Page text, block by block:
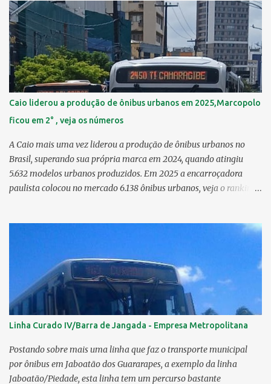
Curado 7,98 km² 5º Boa Viagem 7,76 km² > no Censo 2010 : 7,53
km² 6º Imbiribeira 6,65 km² > no Censo 2010 : 6,66 km² 7º Pina
6,29 km² 8º Dois Irmãos 5,85 km² 9º Barro 4,54 km² 10º Iputinga
4,33 km² > no Censo 2010 : 4,34 km² 11º Cohab 4,33 km² > no
Censo 2010: 4,26 km² 12º Passarinho 4,06 km² 13º Santo Amaro
3,80 km² 14º Afogados 3,69 km² 15º Cordeiro 3,40 km² 16º São José
3,26 km² 17º Dois Unidos 3,12 km² 18...
Caio liderou a produção de ônibus urbanos em 2025,Marcopolo
ficou em 2° , veja os números
A Caio mais uma vez liderou a produção de ônibus urbanos no
Brasil, superando sua própria marca em 2024, quando atingiu
5.632 modelos urbanos produzidos. Em 2025 a encarroçadora
paulista colocou no mercado 6.138 ônibus urbanos, veja o ranking
Ônibus , a Volare, que não faz parte da associação, fabricou neste
ano, 327 modelos urbanos. O que aconteceu com a Comil ? A Comil
vem de um processo de recuperação judicial e fechamento de filial,
o que em 2025 fez com que a encarroçadora só produzisse 16
unidades de ônibus urbanos, a empresa têm mantido o foco em
rodoviários, ficando em segundo lugar na produção, perdendo
apenas para a Marcopolo. O último modelo urbano lançado pela
Comil foi o Svelto BRS 2019. Em solo pernambucano uma das
últimas aquis...
Linha Curado IV/Barra de Jangada - Empresa Metropolitana
Postando sobre mais uma linha que faz o transporte municipal
por ônibus em Jaboatão dos Guararapes, a exemplo da linha
Jaboatão/Piedade, esta linha tem um percurso bastante